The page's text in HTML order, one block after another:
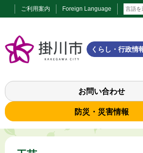
ご利用案内 Foreign Language
くらし・行政情
お問い合わせ
防災・災害情報